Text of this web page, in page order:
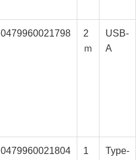
0479960021798
2
ｍ
USB-
A
0479960021804
1
Type-